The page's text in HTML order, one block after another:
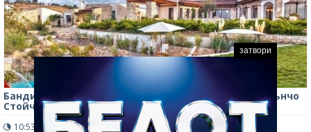
Бандитите отмъкнали 110 000 евро от вилата на Кънчо
Стойчев
10:53 ч. 381
затвори